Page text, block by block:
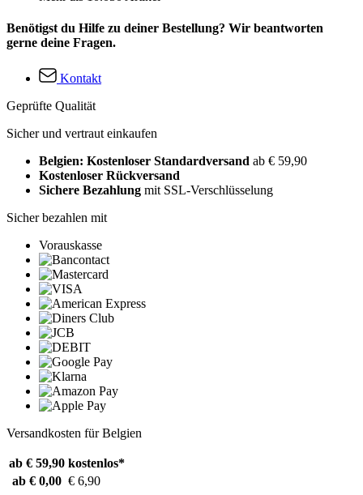
Benötigst du Hilfe zu deiner Bestellung? Wir beantworten
gerne deine Fragen.
Kontakt
Geprüfte Qualität
Sicher und vertraut einkaufen
Belgien: Kostenloser Standardversand ab € 59,90
Kostenloser Rückversand
Sichere Bezahlung mit SSL-Verschlüsselung
Sicher bezahlen mit
Vorauskasse
Versandkosten für Belgien
ab € 59,90 kostenlos*
ab € 0,00 € 6,90